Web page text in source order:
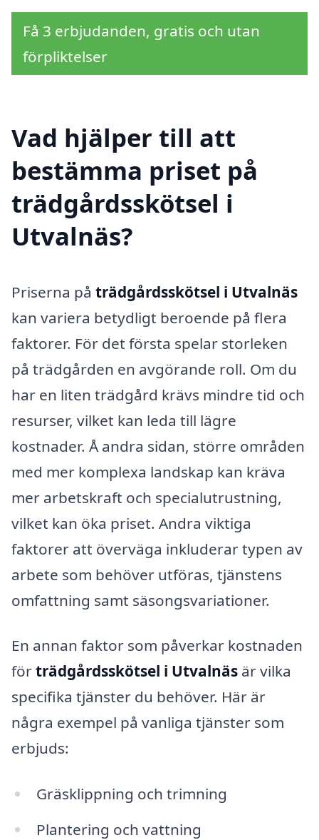
Få 3 erbjudanden, gratis och utan
förpliktelser
Vad hjälper till att
bestämma priset på
trädgårdsskötsel i
Utvalnäs?
Priserna på trädgårdsskötsel i Utvalnäs
kan variera betydligt beroende på flera
faktorer. För det första spelar storleken
på trädgården en avgörande roll. Om du
har en liten trädgård krävs mindre tid och
resurser, vilket kan leda till lägre
kostnader. Å andra sidan, större områden
med mer komplexa landskap kan kräva
mer arbetskraft och specialutrustning,
vilket kan öka priset. Andra viktiga
faktorer att överväga inkluderar typen av
arbete som behöver utföras, tjänstens
omfattning samt säsongsvariationer.
En annan faktor som påverkar kostnaden
förträdgårdsskötsel i Utvalnäs är vilka
specifika tjänster du behöver. Här är
några exempel på vanliga tjänster som
erbjuds:
Gräsklippning och trimning
Plantering och vattning